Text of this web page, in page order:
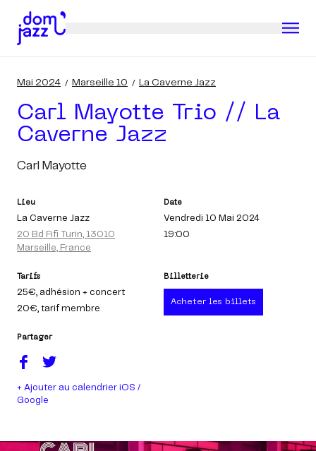
Mai 2024 Marseille 10 La Caverne Jazz
Carl Mayotte Trio // La
Caverne Jazz
Carl Mayotte
Lieu
La Caverne Jazz
20 Bd Fifi Turin, 13010
Marseille, France
Date
Vendredi 10 Mai 2024
19:00
Tarifs
25€, adhésion + concert
20€, tarif membre
Billetterie
Acheter les billets
Partager
+ Ajouter au calendrier iOS /
Google